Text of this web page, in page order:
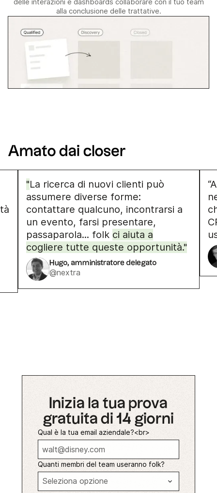
delle interazioni e dashboards collaborare con il tuo team
alla conclusione delle trattative.
Amato dai closer
"La ricerca di nuovi clienti può
assumere diverse forme:
contattare qualcuno, incontrarsi a
un evento, farsi presentare,
passaparola... folk ci aiuta a
cogliere tutte queste opportunità."
Hugo, amministratore delegato
@nextra
Inizia la tua prova
gratuita di 14 giorni
Qual è la tua email aziendale?<br>
Quanti membri del team useranno folk?